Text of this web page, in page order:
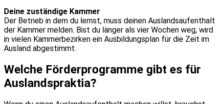
Deine zuständige Kammer
Der Betrieb in dem du lernst, muss deinen Auslandsaufenthalt
der Kammer melden. Bist du länger als vier Wochen weg, wird
in vielen Kammerbezirken ein Ausbildungsplan für die Zeit im
Ausland abgestimmt.
Welche Förderprogramme gibt es für
Auslandspraktia?